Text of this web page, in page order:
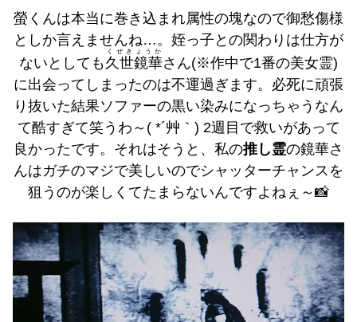
螢くんは本当に巻き込まれ属性の塊なので御愁傷様
としか言えませんね…。姪っ子との関わりは仕方が
ないとしても久世鏡華
くぜきょうか
さん(※作中で1番の美女霊)
に出会ってしまったのは不運過ぎます。必死に頑張
り抜いた結果ソファーの黒い染みになっちゃうなん
て酷すぎて笑うわ～( *´艸｀) 2週目で救いがあって
良かったです。それはそうと、私の推し霊の鏡華さ
んはガチのマジで美しいのでシャッターチャンスを
狙うのが楽しくてたまらないんですよねぇ～📸